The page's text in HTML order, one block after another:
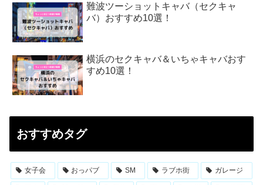
難波ツーショットキャバ（セクキャ
バ）おすすめ10選！
横浜のセクキャバ＆いちゃキャバおす
すめ10選！
おすすめタグ
女子会 おっパブ SM ラブホ街 ガレージ